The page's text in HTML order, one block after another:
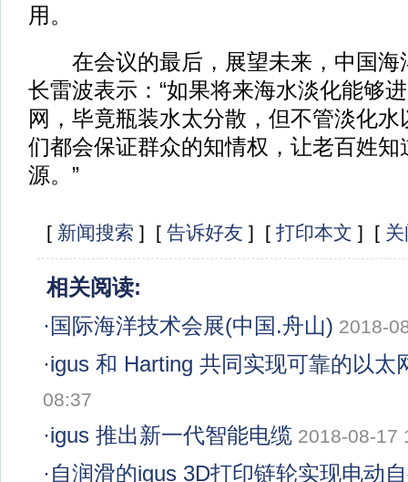
用。
在会议的最后，展望未来，中国海
长雷波表示：“如果将来海水淡化能够
网，毕竟瓶装水太分散，但不管淡化
们都会保证群众的知情权，让老百姓知
源。”
[ 新闻搜索 ] [ 告诉好友 ] [ 打印本文 ] [
相关阅读:
·国际海洋技术会展(中国.舟山) 2018-
·igus 和 Harting 共同实现可靠的以太
08:37
·igus 推出新一代智能电缆 2018-08-17
·自润滑的igus 3D打印链轮实现电动